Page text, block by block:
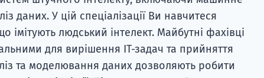
даних. У цій спеціалізації Ви навчитеся
людський інтелект. Майбутні фахівці
для вирішення ІТ-задач та прийняття
та моделювання даних дозволяють робити